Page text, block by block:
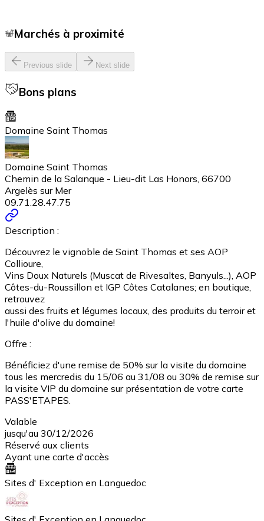
Marchés à proximité
Previous slide Next slide
Bons plans
Domaine Saint Thomas
Domaine Saint Thomas
Chemin de la Salanque - Lieu-dit Las Honors, 66700
Argelès sur Mer
09.71.28.47.75
Description :
Découvrez le vignoble de Saint Thomas et ses AOP
Collioure,
Vins Doux Naturels (Muscat de Rivesaltes, Banyuls...), AOP
Côtes-du-Roussillon et IGP Côtes Catalanes; en boutique,
retrouvez
aussi des fruits et légumes locaux, des produits du terroir et
l'huile d'olive du domaine!
Offre :
Bénéficiez d'une remise de 50% sur la visite du domaine
tous les mercredis du 15/06 au 31/08 ou 30% de remise sur
la visite VIP du domaine sur présentation de votre carte
PASS'ETAPES.
Valable
jusqu'au 30/12/2026
Réservé aux clients
Ayant une carte d'accès
Sites d' Exception en Languedoc